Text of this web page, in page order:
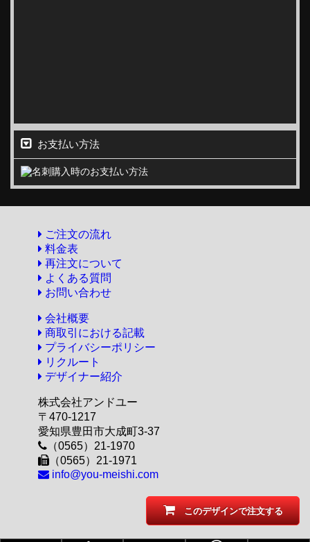
お支払い方法
ご注文の流れ
料金表
再注文について
よくある質問
お問い合わせ
会社概要
商取引における記載
プライバシーポリシー
リクルート
デザイナー紹介
株式会社アンドユー
〒470-1217
愛知県豊田市大成町3-37
（0565）21-1970
（0565）21-1971
info@you-meishi.com
このデザインで注文する